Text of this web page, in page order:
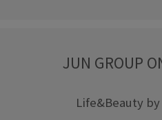
JUN GROUP
Life&Beauty